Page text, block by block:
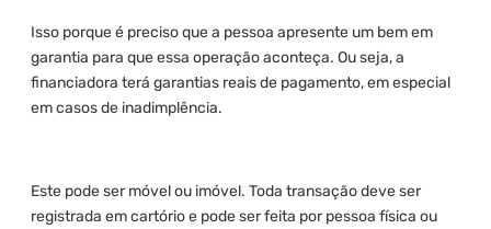
Isso porque é preciso que a pessoa apresente um bem em
garantia para que essa operação aconteça. Ou seja, a
financiadora terá garantias reais de pagamento, em especial
em casos de inadimplência.
Este pode ser móvel ou imóvel. Toda transação deve ser
registrada em cartório e pode ser feita por pessoa física ou